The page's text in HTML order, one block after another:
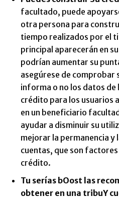
facultado, puede
otra persona para
tiempo realizados por el
principal aparecerán en
podrían aumentar su
asegúrese de comprobar
informa o no los datos de
crédito para los usuarios
en un beneficiario
ayudar a disminuir su
mejorar la permanencia y
cuentas, que son
crédito.
Tu serías bOost las
obtener en una tribuY